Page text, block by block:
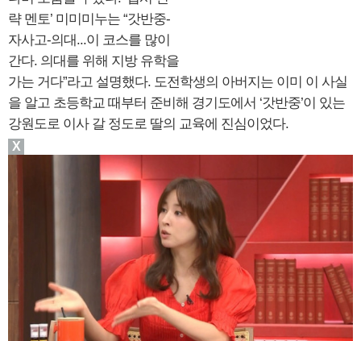
략 멘토’ 미미미누는 “갓반중-
자사고-의대...이 코스를 많이
간다. 의대를 위해 지방 유학을
가는 거다”라고 설명했다. 도전학생의 아버지는 이미 이 사실
을 알고 초등학교 때부터 준비해 경기도에서 ‘갓반중’이 있는
강원도로 이사 갈 정도로 딸의 교육에 진심이었다.
X